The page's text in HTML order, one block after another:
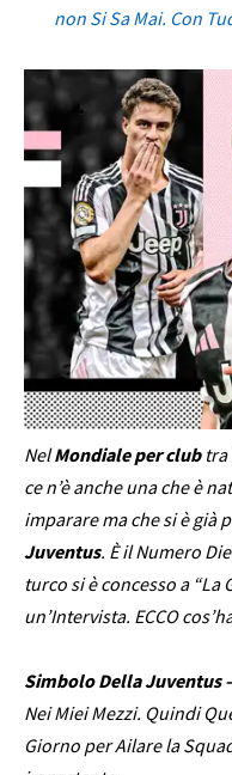
non Si Sa Mai. Con
NelMondiale per clubtra
ce n’è anche una che è
imparare ma che si è già
Juventus. È il Numero
turco si è concesso a “La
un’Intervista. ECCO
Simbolo Della Juventus
Nei Miei Mezzi. Quindi
Giorno per Ailare la